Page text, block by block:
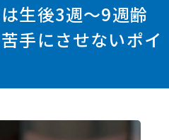
生後3週～9週齢
手にさせないポイ